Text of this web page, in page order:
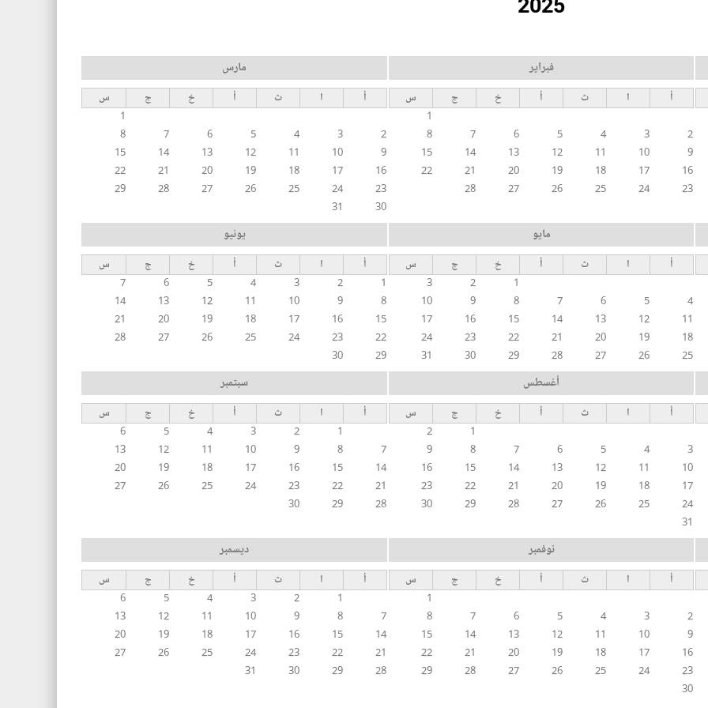
فبراير
أ ا ث أ خ ج
س
1
2
3
4
5
6
7
8
9
10
11
12
13
14
15
16
17
18
19
20
21
22
23
24
25
26
27
28
مارس
أ ا ث أ خ ج
س
1
2
3
4
5
6
7
8
9
10
11
12
13
14
15
16
17
18
19
20
21
22
23
24
25
26
27
28
29
30
31
مايو
أ ا ث أ خ ج
س
1
2
3
4
5
6
7
8
9
10
11
12
13
14
15
16
17
18
19
20
21
22
23
24
25
26
27
28
29
30
31
يونيو
أ ا ث أ خ ج
س
1
2
3
4
5
6
7
8
9
10
11
12
13
14
15
16
17
18
19
20
21
22
23
24
25
26
27
28
29
30
أغسطس
أ ا ث أ خ ج
س
1
2
3
4
5
6
7
8
9
10
11
12
13
14
15
16
17
18
19
20
21
22
23
24
25
26
27
28
29
30
31
سبتمبر
أ ا ث أ خ ج
س
1
2
3
4
5
6
7
8
9
10
11
12
13
14
15
16
17
18
19
20
21
22
23
24
25
26
27
28
29
30
نوفمبر
أ ا ث أ خ ج
س
1
2
3
4
5
6
7
8
9
10
11
12
13
14
15
16
17
18
19
20
21
22
23
24
25
26
27
28
29
30
ديسمبر
أ ا ث أ خ ج
س
1
2
3
4
5
6
7
8
9
10
11
12
13
14
15
16
17
18
19
20
21
22
23
24
25
26
27
28
29
30
31